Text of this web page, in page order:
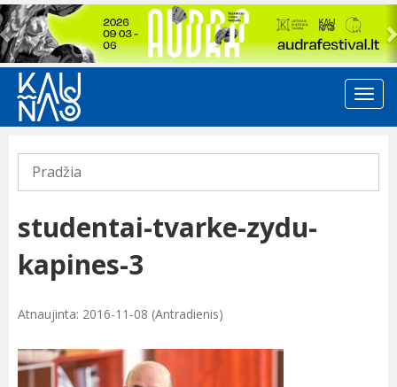
Previous
Pradžia
studentai-tvarke-zydu-
kapines-3
Atnaujinta: 2016-11-08 (Antradienis)